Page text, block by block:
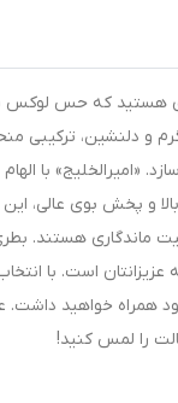
هستید که حس لوکس
و دلنشین، ترکیبی
«امیرالخلیج» با
و پخش بوی عالی، این
هستند.
است. با انتخاب
خواهید داشت.
را لمس کنید!